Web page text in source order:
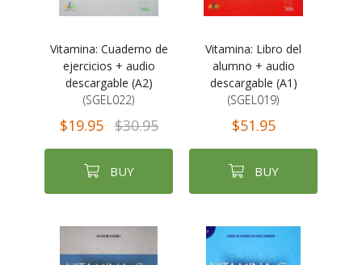
Vitamina: Cuaderno de
ejercicios + audio
descargable (A2)
(SGEL022)
$19.95 $30.95
BUY
Vitamina: Libro del
alumno + audio
descargable (A1)
(SGEL019)
$51.95
BUY